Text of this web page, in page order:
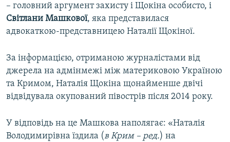
– головний аргумент захисту і Щокіна особисто, і
Світлани Машкової, яка представилася
адвокаткою-представницею Наталії Щокіної.
За інформацією, отриманою журналістами від
джерела на адмінмежі між материковою Україною
та Кримом, Наталія Щокіна щонайменше двічі
відвідувала окупований півострів після 2014 року.
У відповідь на це Машкова наполягає: «Наталія
Володимирівна їздила (в Крим – ред.) на